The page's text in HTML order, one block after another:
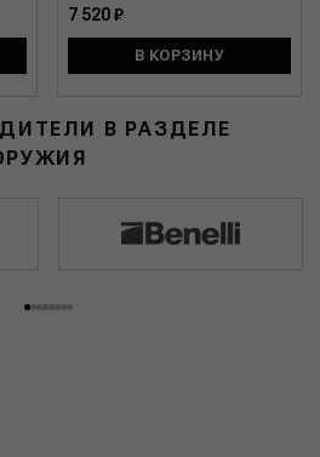
7 520 ₽
В КОРЗИНУ
В РАЗДЕЛЕ